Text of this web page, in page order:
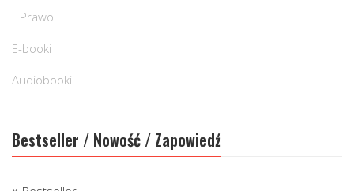
Prawo
E-booki
Audiobooki
Bestseller / Nowość / Zapowiedź